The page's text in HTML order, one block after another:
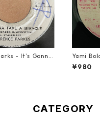
- It's Gonna
【7-21096】
Yami
Badness
¥980
CATEGORY